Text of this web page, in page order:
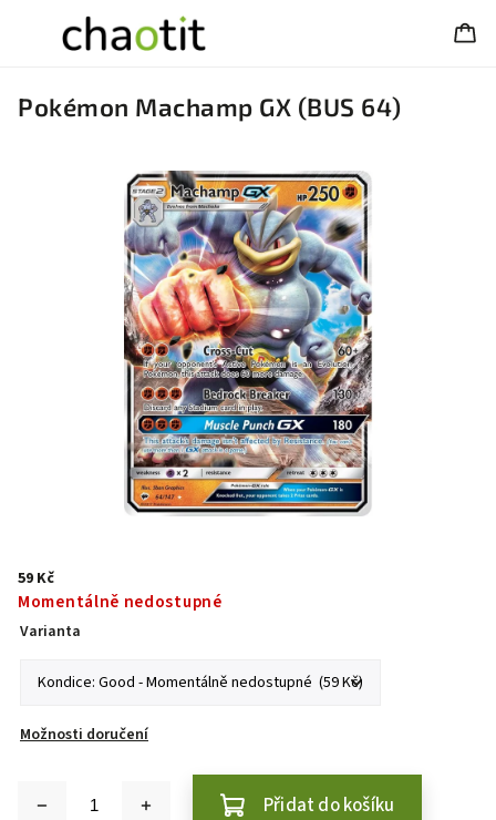
Pokémon Machamp GX (BUS 64)
59 Kč
Momentálně nedostupné
Varianta
Možnosti doručení
Přidat do košíku